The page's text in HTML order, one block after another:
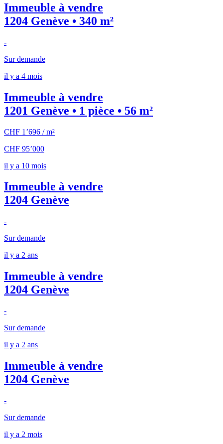
Immeuble à vendre
1204 Genève • 340 m²
-
Sur demande
il y a 4 mois
Immeuble à vendre
1201 Genève • 1 pièce • 56 m²
CHF 1’696 / m²
CHF 95’000
il y a 10 mois
Immeuble à vendre
1204 Genève
-
Sur demande
il y a 2 ans
Immeuble à vendre
1204 Genève
-
Sur demande
il y a 2 ans
Immeuble à vendre
1204 Genève
-
Sur demande
il y a 2 mois